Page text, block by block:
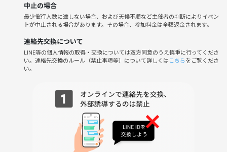
🏐開催場所について🏐
・詳細は参加メンバーのみにお伝えします
・《ビーチ》と言っても海近くにある「整備された砂浜」のコートを借
りています‼️綺麗に整備されている場所ですのでご安心ください！！
（写真をご参照ください！）
・コインロッカーやシャワールームもございます👏（有料😭）
・運動したい方❗️
・ビーチバレーをやってみたい方❗️
・イベントだけの関係でなく、長く遊べるような友達が欲しい方❗️
・気が合う友達を『心から』探している方❗️笑
そんな同士が集まれる場所にしたいと思っています！
中止の場合
最少催行人数に達しない場合、および天候不順など主催者の判断によりイベン
トが中止される場合があります。その場合、参加料金は全額返金されます。
連絡先交換について
LINE等の個人情報の取得・交換については双方同意のうえ慎重に行ってくださ
い。連絡先交換のルール（禁止事項等）について詳しくはこちらをご覧くださ
い。